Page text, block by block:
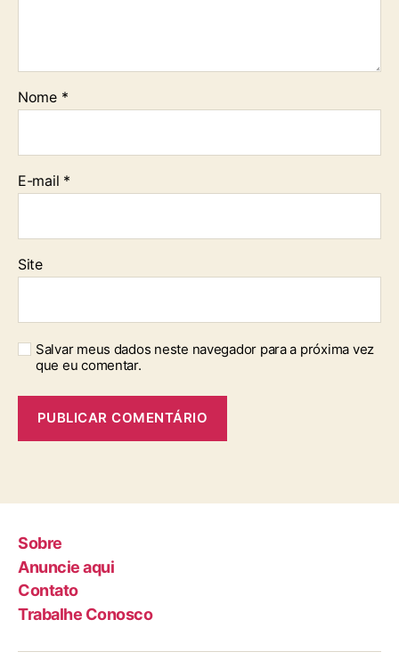
Nome *
E-mail *
Site
Salvar meus dados neste navegador para a próxima vez
que eu comentar.
Sobre
Anuncie aqui
Contato
Trabalhe Conosco